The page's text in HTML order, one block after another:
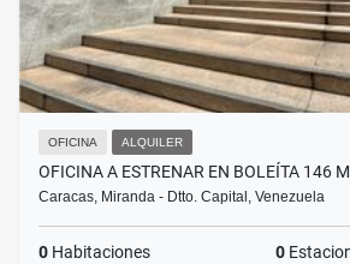
OFICINA ALQUILER
OFICINA A ESTRENAR EN BOLEÍTA 146
Caracas, Miranda - Dtto. Capital, Venezuela
0 Habitaciones 0